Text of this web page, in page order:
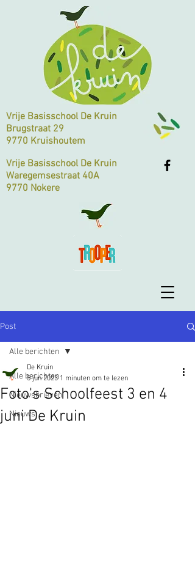
Vrije Basisschool De Kruin
Brugstraat 29
9770 Kruishoutem
Vrije Basisschool De Kruin
Waregemsestraat 40A
9770 Nokere
Post
Alle berichten
Nieuwsbrieven
Nieuws
Alle berichten
Foto's Schoolfeest 3 en 4
juni De Kruin
De Kruin
5 jun 2023 1 minuten om te lezen